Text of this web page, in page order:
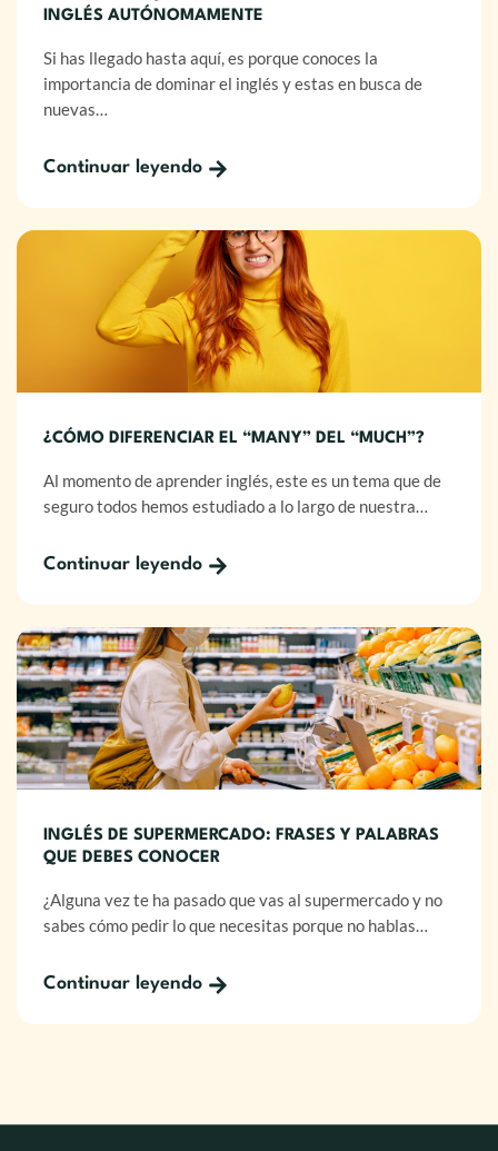
INGLÉS AUTÓNOMAMENTE
Si has llegado hasta aquí, es porque conoces la
importancia de dominar el inglés y estas en busca de
nuevas…
Continuar leyendo
¿CÓMO DIFERENCIAR EL “MANY” DEL “MUCH”?
Al momento de aprender inglés, este es un tema que de
seguro todos hemos estudiado a lo largo de nuestra…
Continuar leyendo
INGLÉS DE SUPERMERCADO: FRASES Y PALABRAS
QUE DEBES CONOCER
¿Alguna vez te ha pasado que vas al supermercado y no
sabes cómo pedir lo que necesitas porque no hablas…
Continuar leyendo